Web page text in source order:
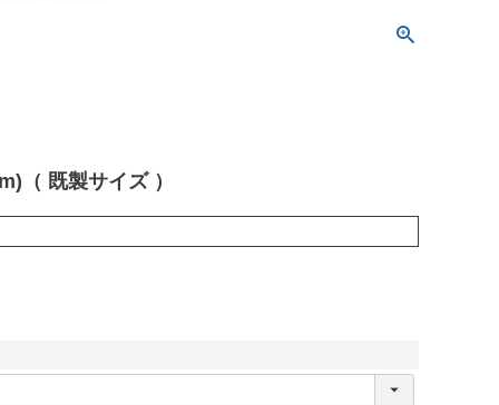
既製サイズ ）